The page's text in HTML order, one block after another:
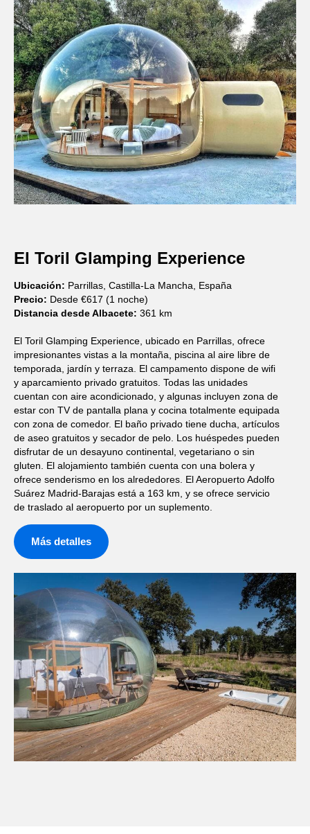
El Toril Glamping Experience
Ubicación: Parrillas, Castilla-La Mancha, España
Precio: Desde €617 (1 noche)
Distancia desde Albacete: 361 km
El Toril Glamping Experience, ubicado en Parrillas, ofrece
impresionantes vistas a la montaña, piscina al aire libre de
temporada, jardín y terraza. El campamento dispone de wifi
y aparcamiento privado gratuitos. Todas las unidades
cuentan con aire acondicionado, y algunas incluyen zona de
estar con TV de pantalla plana y cocina totalmente equipada
con zona de comedor. El baño privado tiene ducha, artículos
de aseo gratuitos y secador de pelo. Los huéspedes pueden
disfrutar de un desayuno continental, vegetariano o sin
gluten. El alojamiento también cuenta con una bolera y
ofrece senderismo en los alrededores. El Aeropuerto Adolfo
Suárez Madrid-Barajas está a 163 km, y se ofrece servicio
de traslado al aeropuerto por un suplemento.
Más detalles